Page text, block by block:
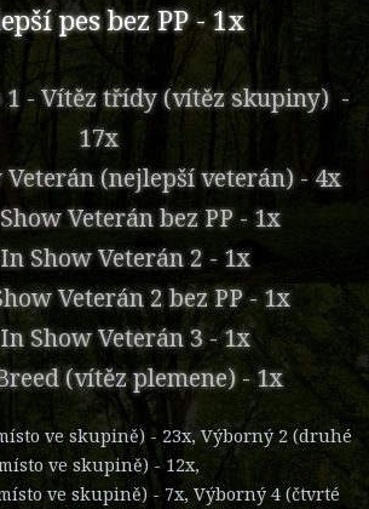
pes bez PP - 1x
1 - Vítěz třídy (vítěz skupiny) -
17x
(nejlepší veterán) - 4x
Veterán bez PP - 1x
Show Veterán 2 - 1x
Veterán 2 bez PP - 1x
Show Veterán 3 - 1x
(vítěz plemene) - 1x
ve skupině) - 23x, Výborný 2 (druhé
ve skupině) - 12x,
ve skupině) - 7x, Výborný 4 (čtvrté